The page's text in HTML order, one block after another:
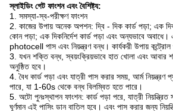
স্লাইডিং গেট ফাংশন এবং বৈশিষ্ট্য:
1. সমস্যা-স্ব-পরীক্ষণ ফাংশন
2. কাজের উপায় অনেক অপশন: দ্বি - দিক কার্ড পড়া; এক
কোন পড়া; এক দিকনির্দেশ কার্ড পড়া এবং অন্যভাবে অবাধে।
photocell পাস এবং নিয়ন্ত্রণ বন্ধ। কার্যকরী উপায়
3. যখন শক্তি বন্ধ, স্বয়ংক্রিয়ভাবে হাত খোলা এবং আবার
অনুষ্ঠিত হবে।
4. বৈধ কার্ড পড়া এবং যাত্রী পাস করার সময়, আর্ম নিয়ন্ত্রণ
পারে, যা 1-60s থেকে বন্ধ বিলম্বিত হতে পারে।
5. অটো পুনঃস্থাপন ফাংশন: কার্ড পড়া পরে, যাত্রী নিয়ন্ত্রিত
ঘূর্ণমান এই পাসিং ডান বাতিল হবে। এবং পাস করার জন্য